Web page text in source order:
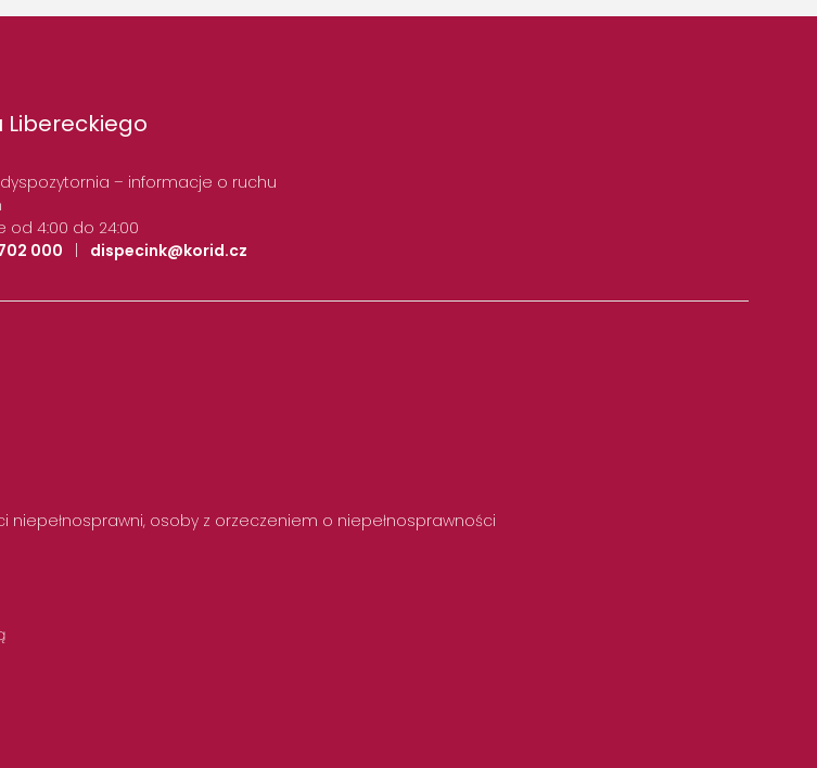
– informacje o ruchu
od 4:00 do 24:00
000
| dispecink@korid.cz
niepełnosprawni, osoby z orzeczeniem o niepełnosprawności